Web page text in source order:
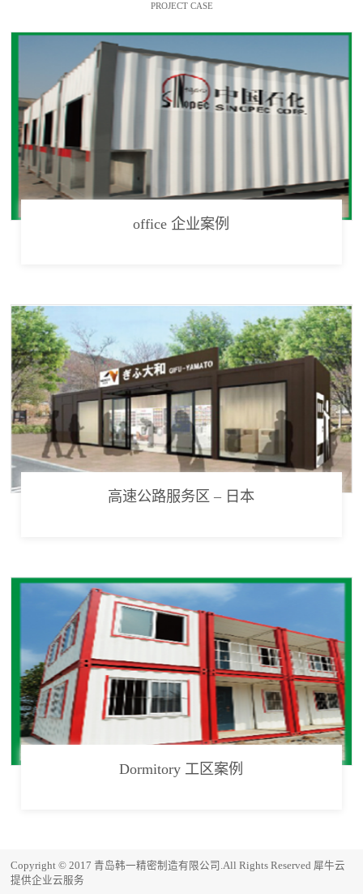
PROJECT CASE
office 企业案例
高速公路服务区 – 日本
Dormitory 工区案例
Copyright © 2017 青岛韩一精密制造有限公司.All Rights Reserved 犀牛云
提供企业云服务